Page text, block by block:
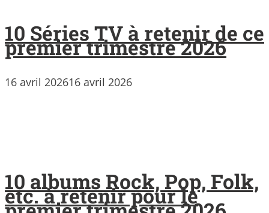
10 Séries TV à retenir de ce
premier trimestre 2026
16 avril 202616 avril 2026
10 albums Rock, Pop, Folk,
etc. à retenir pour le